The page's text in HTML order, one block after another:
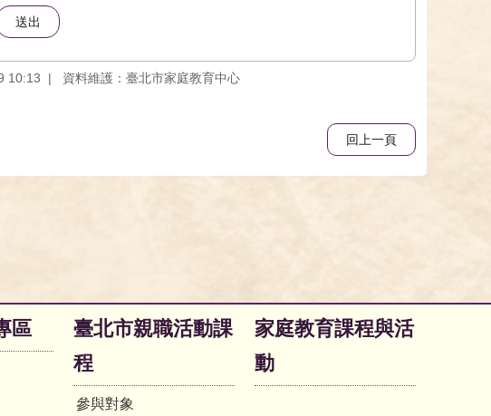
10:13 資料維護：臺北市家庭教育中心
回上一頁
區
臺北市親職活動課
程
參與對象
家庭教育課程與活
動